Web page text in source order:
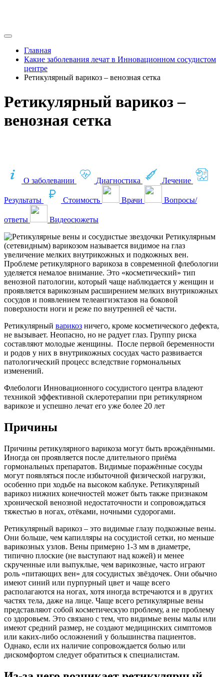
Главная
Какие заболевания лечат в Инновационном сосудистом
центре
Ретикулярный варикоз – венозная сетка
Ретикулярный варикоз –
венозная сетка
О заболевании Диагностика Лечение
Результаты Стоимость Врачи Вопросы/
ответы
Видеосюжеты
Ретикулярным
(сетевидным) варикозом называется видимое на глаз
увеличение мелких внутрикожных и подкожных вен.
Проблеме ретикулярного варикоза в современной флебологии
уделяется немалое внимание. Это «косметический» тип
венозной патологии, который чаще наблюдается у женщин и
проявляется варикозным расширением мелких внутрикожных
сосудов и появлением телеангиэктазов на боковой
поверхности ноги и реже по внутренней её части.
Ретикулярный варикоз ничего, кроме косметического дефекта,
не вызывает. Неопасно, но не радует глаз. Группу риска
составляют молодые женщины. После первой беременности
и родов у них в внутрикожных сосудах часто развивается
патологический процесс вследствие гормональных
изменений.
Флебологи Инновационного сосудистого центра владеют
техникой эффективной склеротерапии при ретикулярном
варикозе и успешно лечат его уже более 20 лет
Причины
Причины ретикулярного варикоза могут быть врождёнными.
Иногда он проявляется после длительного приёма
гормональных препаратов. Видимые поражённые сосуды
могут появляться после избыточной физической нагрузки,
особенно при ходьбе на высоком каблуке. Ретикулярный
варикоз нижних конечностей может быть также признаком
хронической венозной недостаточности и сопровождаться
тяжестью в ногах, отёками, ночными судорогами.
Ретикулярный варикоз – это видимые глазу подкожные вены.
Они больше, чем капилляры на сосудистой сетки, но меньше
варикозных узлов. Вены примерно 1-3 мм в диаметре,
типично плоские (не выступают над кожей) и менее
скрученные или выпуклые, чем варикозные, часто играют
роль «питающих вен» для сосудистых звёздочек. Они обычно
имеют синий или пурпурный цвет и чаще всего
располагаются на ногах, хотя иногда встречаются и в других
частях тела, даже на лице. Чаще всего ретикулярные вены
представляют собой косметическую проблему, а не проблему
со здоровьем. Это связано с тем, что видимые вены малы или
имеют средний размер, не создают медицинских симптомов
или каких-либо осложнений у большинства пациентов.
Однако, если их наличие сопровождается болью или
дискомфортом следует обратиться к специалистам.